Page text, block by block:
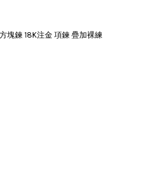
塊鍊 18K注金 項鍊 疊加裸練